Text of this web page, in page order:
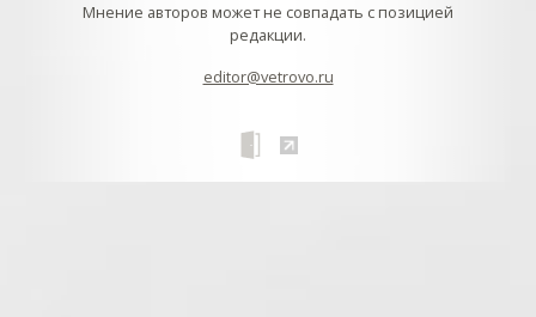
Мнение авторов может не совпадать с позицией
редакции.
editor@vetrovo.ru